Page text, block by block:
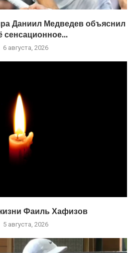
Даниил Медведев объяснил
сенсационное...
6 августа, 2026
Фаиль Хафизов
5 августа, 2026